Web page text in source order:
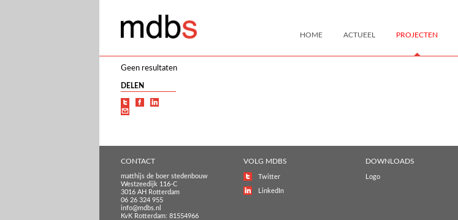
HOME ACTUEEL PROJECTEN
Geen resultaten
DELEN
CONTACT
matthijs de boer stedenbouw
Westzeedijk 116-C
3016 AH Rotterdam
06 26 324 955
info@mdbs.nl
KvK Rotterdam: 81554966
VOLG MDBS
Twitter
LinkedIn
DOWNLOADS
Logo